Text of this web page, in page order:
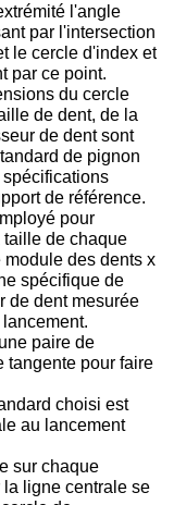
l'angle
par l'intersection
le cercle d'index et
par ce point.
du cercle
de dent, de la
de dent sont
de pignon
de référence.
pour
de chaque
des dents x
spécifique de
de dent mesurée
paire de
tangente pour faire
choisi est
au lancement
sur chaque
ligne centrale se